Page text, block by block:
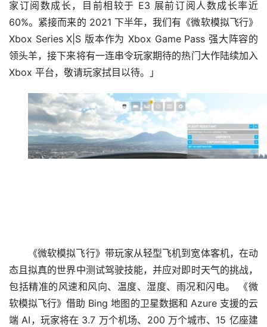
家订阅数成长，目前相较于 E3 展前订阅人数成长率近
60%。紧接而来的 2021 下半年，我们有《微软模拟飞行》
Xbox Series X|S 版本作为 Xbox Game Pass 强大阵容的
领头羊，接下来将有一连串令玩家期待的热门大作陆续加入
Xbox 平台，敬请玩家拭目以待。」
《微软模拟飞行》带玩家从轻型飞机到宽体客机，在动
态且拟真的世界中测试驾驶技能，并应对即时天气的挑战，
包括精准的风速和风向、温度、湿度、雨况和闪电。 《微
软模拟飞行》借助 Bing 地图的卫星数据和 Azure 支援的云
端 AI，玩家将在 3.7 万个机场、200 万个城市、15 亿座建